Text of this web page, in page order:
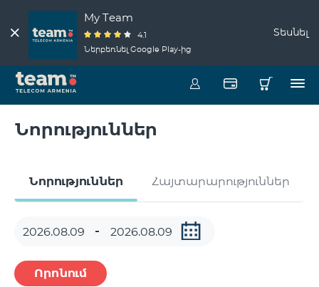
My Team
4.1
Ներբեռնել Google Play-ից
Տեսնել
Նորություններ
Նորություններ Հայտարարություններ
Որոնում